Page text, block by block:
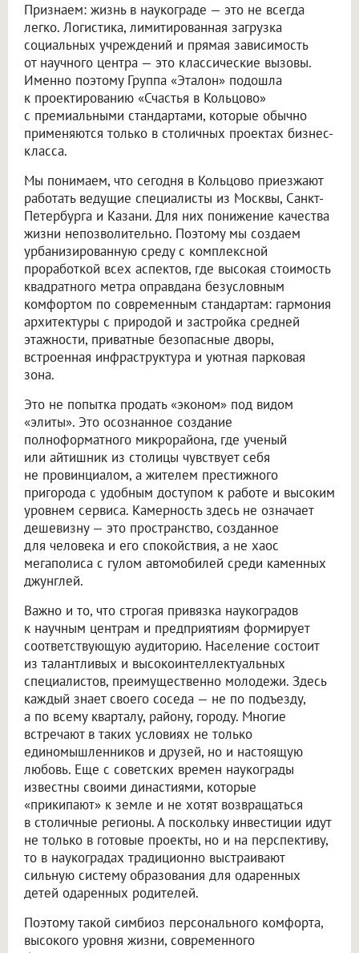
Признаем: жизнь в наукограде — это не всегда
легко. Логистика, лимитированная загрузка
социальных учреждений и прямая зависимость
от научного центра — это классические вызовы.
Именно поэтому Группа «Эталон» подошла
к проектированию «Счастья в Кольцово»
с премиальными стандартами, которые обычно
применяются только в столичных проектах бизнес-
класса.
Мы понимаем, что сегодня в Кольцово приезжают
работать ведущие специалисты из Москвы, Санкт-
Петербурга и Казани. Для них понижение качества
жизни непозволительно. Поэтому мы создаем
урбанизированную среду с комплексной
проработкой всех аспектов, где высокая стоимость
квадратного метра оправдана безусловным
комфортом по современным стандартам: гармония
архитектуры с природой и застройка средней
этажности, приватные безопасные дворы,
встроенная инфраструктура и уютная парковая
зона.
Это не попытка продать «эконом» под видом
«элиты». Это осознанное создание
полноформатного микрорайона, где ученый
или айтишник из столицы чувствует себя
не провинциалом, а жителем престижного
пригорода с удобным доступом к работе и высоким
уровнем сервиса. Камерность здесь не означает
дешевизну — это пространство, созданное
для человека и его спокойствия, а не хаос
мегаполиса с гулом автомобилей среди каменных
джунглей.
Важно и то, что строгая привязка наукоградов
к научным центрам и предприятиям формирует
соответствующую аудиторию. Население состоит
из талантливых и высокоинтеллектуальных
специалистов, преимущественно молодежи. Здесь
каждый знает своего соседа — не по подъезду,
а по всему кварталу, району, городу. Многие
встречают в таких условиях не только
единомышленников и друзей, но и настоящую
любовь. Еще с советских времен наукограды
известны своими династиями, которые
«прикипают» к земле и не хотят возвращаться
в столичные регионы. А поскольку инвестиции идут
не только в готовые проекты, но и на перспективу,
то в наукоградах традиционно выстраивают
сильную систему образования для одаренных
детей одаренных родителей.
Поэтому такой симбиоз персонального комфорта,
высокого уровня жизни, современного